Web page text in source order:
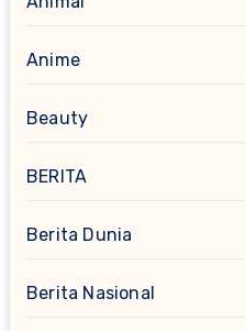
Anime
Beauty
BERITA
Berita Dunia
Berita Nasional